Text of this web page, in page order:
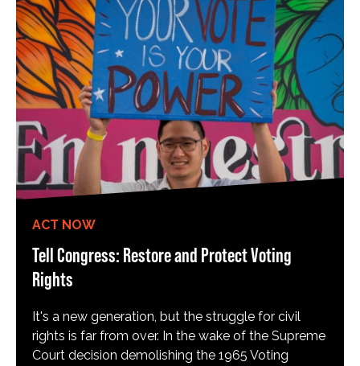
ACT NOW
Tell Congress: Restore and Protect Voting
Rights
It's a new generation, but the struggle for civil
rights is far from over. In the wake of the Supreme
Court decision demolishing the 1965 Voting